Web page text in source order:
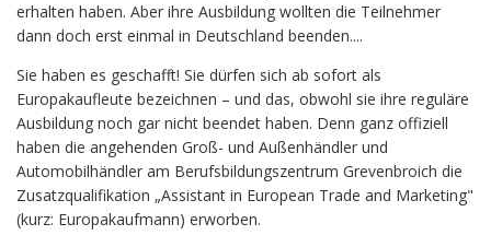
erhalten haben. Aber ihre Ausbildung wollten die Teilnehmer
dann doch erst einmal in Deutschland beenden....
Sie haben es geschafft! Sie dürfen sich ab sofort als
Europakaufleute bezeichnen – und das, obwohl sie ihre reguläre
Ausbildung noch gar nicht beendet haben. Denn ganz offiziell
haben die angehenden Groß- und Außenhändler und
Automobilhändler am Berufsbildungszentrum Grevenbroich die
Zusatzqualifikation „Assistant in European Trade and Marketing"
(kurz: Europakaufmann) erworben.